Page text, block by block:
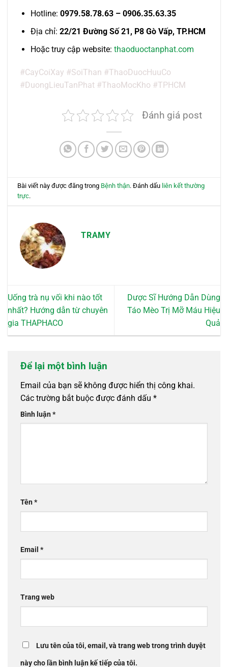
Hotline: 0979.58.78.63 – 0906.35.63.35
Địa chỉ: 22/21 Đường Số 21, P8 Gò Vấp, TP.HCM
Hoặc truy cập website: thaoduoctanphat.com
#CayCoiXay #SoiThan #ThaoDuocHuuCo
#DuongLieuTanPhat #ThaoMocKho #TPHCM
Đánh giá post
Bài viết này được đăng trong Bệnh thận. Đánh dấu liên kết thường
trực.
TRAMY
Uống trà nụ vối khi nào tốt
nhất? Hướng dẫn từ chuyên
gia THAPHACO
Dược Sĩ Hướng Dẫn Dùng
Táo Mèo Trị Mỡ Máu Hiệu
Quả
Để lại một bình luận
Email của bạn sẽ không được hiển thị công khai.
Các trường bắt buộc được đánh dấu *
Bình luận*
Tên*
Email *
Trang web
Lưu tên của tôi, email, và trang web trong trình duyệt
này cho lần bình luận kế tiếp của tôi.